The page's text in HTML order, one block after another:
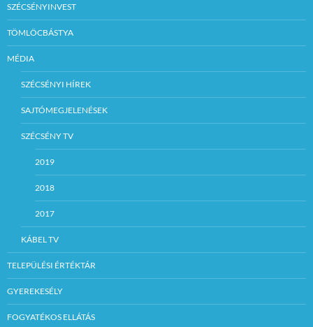
SZÉCSÉNYINVEST
TÖMLÖCBÁSTYA
MÉDIA
SZÉCSÉNYI HÍREK
SAJTÓMEGJELENÉSEK
SZÉCSÉNY TV
2019
2018
2017
KÁBEL TV
TELEPÜLÉSI ÉRTÉKTÁR
GYEREKESÉLY
FOGYATÉKOS ELLÁTÁS